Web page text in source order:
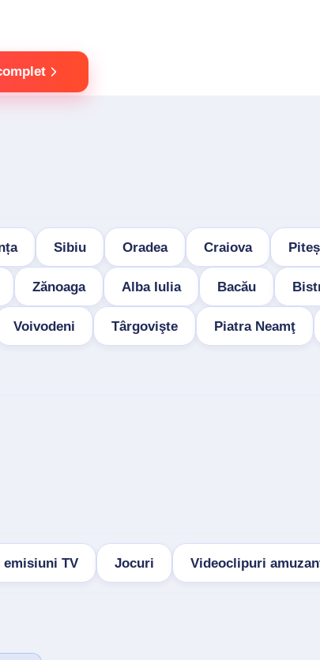
Sibiu Oradea Craiova
Zănoaga Alba Iulia Bacău
Voivodeni Târgovişte Piatra Neamţ
emisiuni TV Jocuri Videoclipuri